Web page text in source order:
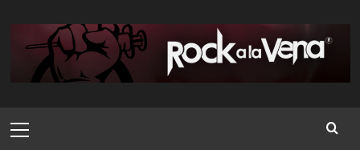
contenido
principal